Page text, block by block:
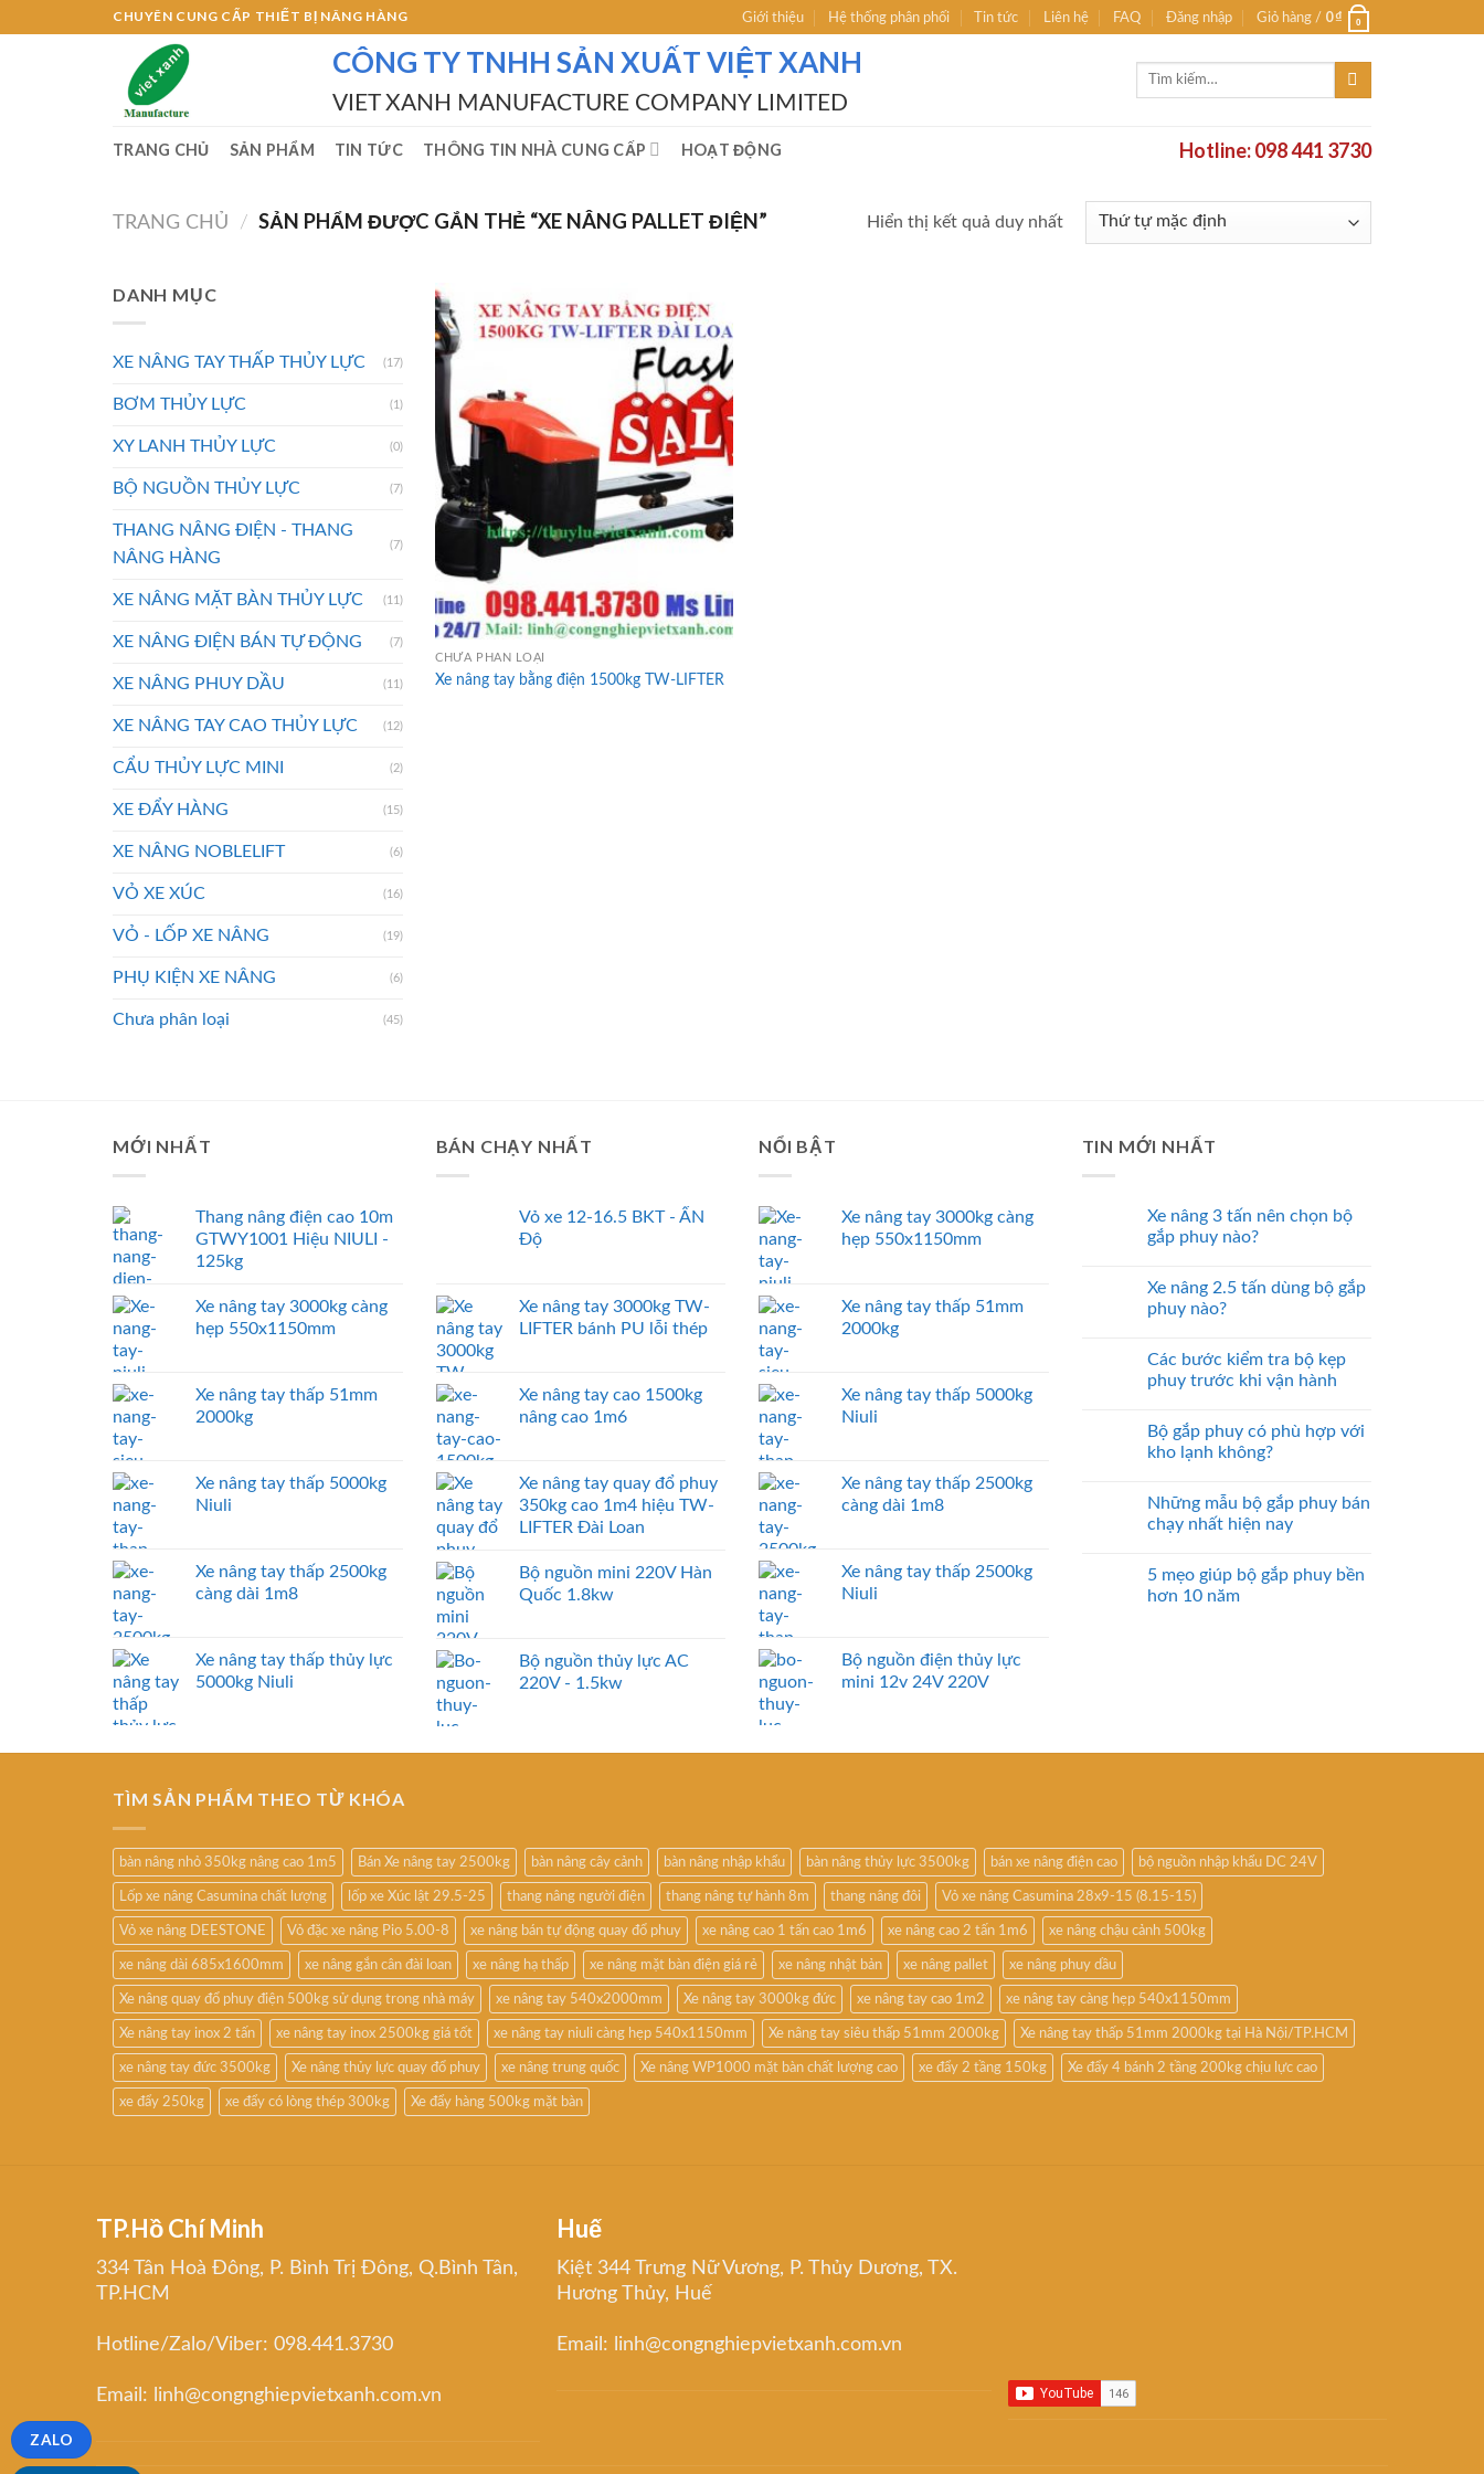
to
CHUYÊN CUNG CẤP THIẾT BỊ NÂNG HÀNG Giới thiệu Hệ thống phân phối Tin tức Liên hệ FAQ Đăng nhập Giỏ hàng / 0₫ 0
CÔNG TY TNHH SẢN XUẤT VIỆT XANH
VIET XANH MANUFACTURE COMPANY LIMITED
Tìm
TRANG CHỦ SẢN PHẨM TIN TỨC THÔNG TIN NHÀ CUNG CẤP HOẠT ĐỘNG Hotline: 098 441 3730
TRANG CHỦ / SẢN PHẨM ĐƯỢC GẮN THẺ “XE NÂNG PALLET ĐIỆN” Hiển thị kết quả duy nhất
DANH MỤC
XE NÂNG TAY THẤP THỦY LỰC (17)
BƠM THỦY LỰC (1)
XY LANH THỦY LỰC (0)
BỘ NGUỒN THỦY LỰC (7)
THANG NÂNG ĐIỆN - THANG
NÂNG HÀNG
(7)
XE NÂNG MẶT BÀN THỦY LỰC (11)
XE NÂNG ĐIỆN BÁN TỰ ĐỘNG (7)
XE NÂNG PHUY DẦU (11)
XE NÂNG TAY CAO THỦY LỰC (12)
CẨU THỦY LỰC MINI (2)
XE ĐẨY HÀNG (15)
XE NÂNG NOBLELIFT (6)
VỎ XE XÚC (16)
VỎ - LỐP XE NÂNG (19)
PHỤ KIỆN XE NÂNG (6)
Chưa phân loại (45)
CHƯA PHÂN LOẠI
Xe nâng tay bằng điện 1500kg TW-LIFTER
MỚI NHẤT
Thang nâng điện cao 10m
GTWY1001 Hiệu NIULI -
125kg
Xe nâng tay 3000kg càng
hẹp 550x1150mm
Xe nâng tay thấp 51mm
2000kg
Xe nâng tay thấp 5000kg
Niuli
Xe nâng tay thấp 2500kg
càng dài 1m8
Xe nâng tay thấp thủy lực
5000kg Niuli
BÁN CHẠY NHẤT
Vỏ xe 12-16.5 BKT - ẤN
Độ
Xe nâng tay 3000kg TW-
LIFTER bánh PU lỗi thép
Xe nâng tay cao 1500kg
nâng cao 1m6
Xe nâng tay quay đổ phuy
350kg cao 1m4 hiệu TW-
LIFTER Đài Loan
Bộ nguồn mini 220V Hàn
Quốc 1.8kw
Bộ nguồn thủy lực AC
220V - 1.5kw
NỔI BẬT
Xe nâng tay 3000kg càng
hẹp 550x1150mm
Xe nâng tay thấp 51mm
2000kg
Xe nâng tay thấp 5000kg
Niuli
Xe nâng tay thấp 2500kg
càng dài 1m8
Xe nâng tay thấp 2500kg
Niuli
Bộ nguồn điện thủy lực
mini 12v 24V 220V
TIN MỚI NHẤT
Xe nâng 3 tấn nên chọn bộ
gắp phuy nào?
Xe nâng 2.5 tấn dùng bộ gắp
phuy nào?
Các bước kiểm tra bộ kẹp
phuy trước khi vận hành
Bộ gắp phuy có phù hợp với
kho lạnh không?
Những mẫu bộ gắp phuy bán
chạy nhất hiện nay
5 mẹo giúp bộ gắp phuy bền
hơn 10 năm
TÌM SẢN PHẨM THEO TỪ KHÓA
bàn nâng nhỏ 350kg nâng cao 1m5 Bán Xe nâng tay 2500kg bàn nâng cây cảnh bàn nâng nhập khẩu bàn nâng thủy lực 3500kg bán xe nâng điện cao bộ nguồn nhập khẩu DC 24V
Lốp xe nâng Casumina chất lượng lốp xe Xúc lật 29.5-25 thang nâng người điện thang nâng tự hành 8m thang nâng đôi Vỏ xe nâng Casumina 28x9-15 (8.15-15)
Vỏ xe nâng DEESTONE Vỏ đặc xe nâng Pio 5.00-8 xe nâng bán tự động quay đổ phuy xe nâng cao 1 tấn cao 1m6 xe nâng cao 2 tấn 1m6 xe nâng chậu cảnh 500kg
xe nâng dài 685x1600mm xe nâng gắn cân đài loan xe nâng hạ thấp xe nâng mặt bàn điện giá rẻ xe nâng nhật bản xe nâng pallet xe nâng phuy dầu
Xe nâng quay đổ phuy điện 500kg sử dụng trong nhà máy xe nâng tay 540x2000mm Xe nâng tay 3000kg đức xe nâng tay cao 1m2 xe nâng tay càng hẹp 540x1150mm
Xe nâng tay inox 2 tấn xe nâng tay inox 2500kg giá tốt xe nâng tay niuli càng hẹp 540x1150mm Xe nâng tay siêu thấp 51mm 2000kg Xe nâng tay thấp 51mm 2000kg tại Hà Nội/TP.HCM
xe nâng tay đức 3500kg Xe nâng thủy lực quay đổ phuy xe nâng trung quốc Xe nâng WP1000 mặt bàn chất lượng cao xe đẩy 2 tầng 150kg Xe đẩy 4 bánh 2 tầng 200kg chịu lực cao
xe đẩy 250kg xe đẩy có lòng thép 300kg Xe đẩy hàng 500kg mặt bàn
TP.Hồ Chí Minh
334 Tân Hoà Đông, P. Bình Trị Đông, Q.Bình Tân,
TP.HCM
Hotline/Zalo/Viber: 098.441.3730
Email: linh@congnghiepvietxanh.com.vn
Huế
Kiệt 344 Trưng Nữ Vương, P. Thủy Dương, TX.
Hương Thủy, Huế
Email: linh@congnghiepvietxanh.com.vn
ZALO